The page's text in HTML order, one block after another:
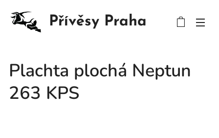
Přívěsy Praha
Plachta plochá Neptun
263 KPS